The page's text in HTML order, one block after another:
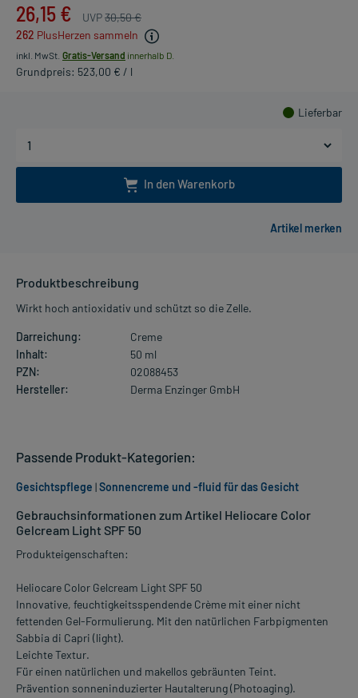
26,15 € UVP30,50 €
262 PlusHerzen sammeln
inkl. MwSt. Gratis-Versand innerhalb D.
Grundpreis: 523,00 € / l
Lieferbar
In den Warenkorb
Produktbeschreibung
Wirkt hoch antioxidativ und schützt so die Zelle.
Darreichung:
Creme
Inhalt:
50 ml
PZN:
02088453
Hersteller:
Derma Enzinger GmbH
Gebrauchsinformationen zum Artikel Heliocare Color
Gelcream Light SPF 50
Produkteigenschaften:
Heliocare Color Gelcream Light SPF 50
Innovative, feuchtigkeitsspendende Crème mit einer nicht
fettenden Gel-Formulierung. Mit den natürlichen Farbpigmenten
Sabbia di Capri (light).
Leichte Textur.
Für einen natürlichen und makellos gebräunten Teint.
Prävention sonneninduzierter Hautalterung (Photoaging).
Passende Produkt-Kategorien:
Gesichtspflege |Sonnencreme und -fluid für das Gesicht